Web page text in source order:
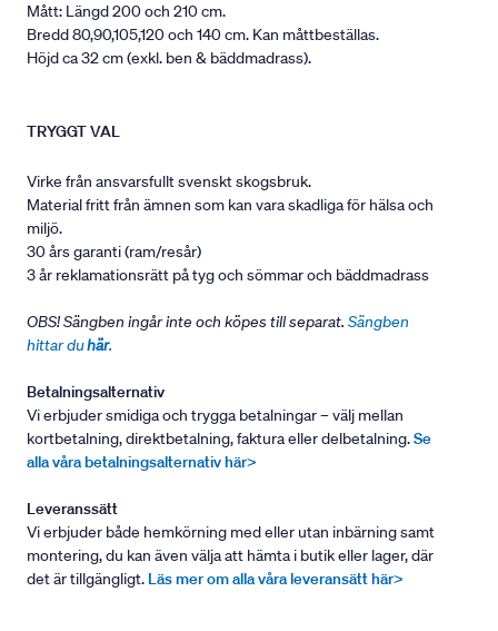
Mått: Längd 200 och 210 cm.
Bredd 80,90,105,120 och 140 cm. Kan måttbeställas.
Höjd ca 32 cm (exkl. ben & bäddmadrass).
TRYGGT VAL
Virke från ansvarsfullt svenskt skogsbruk.
Material fritt från ämnen som kan vara skadliga för hälsa och
miljö.
30 års garanti (ram/resår)
3 år reklamationsrätt på tyg och sömmar och bäddmadrass
OBS! Sängben ingår inte och köpes till separat. Sängben
hittar duhär.
Betalningsalternativ
Vi erbjuder smidiga och trygga betalningar – välj mellan
kortbetalning, direktbetalning, faktura eller delbetalning.Se
alla våra betalningsalternativ här>
Leveranssätt
Vi erbjuder både hemkörning med eller utan inbärning samt
montering, du kan även välja att hämta i butik eller lager, där
det är tillgängligt. Läs mer om alla våra leveransätt här>